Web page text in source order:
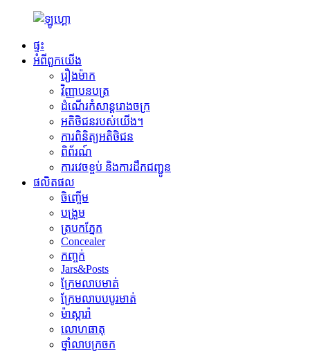
ផ្ទះ
អំពីពួកយើង
រឿងម៉ាក
វិញ្ញាបនបត្រ
ដំណើរកំសាន្តរោងចក្រ
អតិថិជនរបស់យើង។
ការពិនិត្យអតិថិជន
ពិព័រណ៍
ការវេចខ្ចប់ និងការដឹកជញ្ជូន
ផលិតផល
ចិញ្ចើម
បង្រួម
ត្របកភ្នែក
Concealer
កញ្ចក់
Jars&Posts
ក្រែមលាបមាត់
ក្រែមលាបបបូរមាត់
ម៉ាស្ការ៉ា
លោហធាតុ
ថ្នាំលាបក្រចក